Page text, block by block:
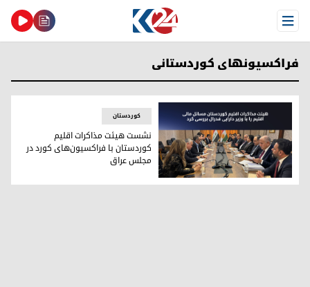
Open Menu
فراکسیونهای کوردستانی
نشست هیئت مذاکرات اقلیم کوردستان با فراکسیون‌های
کوردستان
نشست هیئت مذاکرات اقلیم
کوردستان با فراکسیون‌های کورد در
مجلس عراق